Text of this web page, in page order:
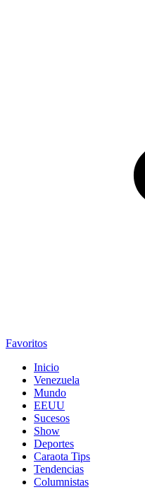
Favoritos
Inicio
Venezuela
Mundo
EEUU
Sucesos
Show
Deportes
Caraota Tips
Tendencias
Columnistas